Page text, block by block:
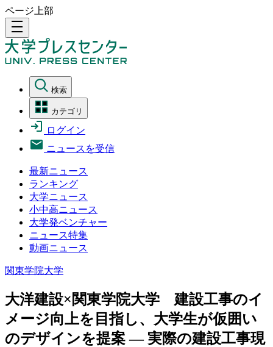
ページ上部
density_medium
検索
カテゴリ
ログイン
ニュースを受信
最新ニュース
ランキング
大学ニュース
小中高ニュース
大学発ベンチャー
ニュース特集
動画ニュース
関東学院大学
大洋建設×関東学院大学 建設工事のイ
メージ向上を目指し、大学生が仮囲い
のデザインを提案 — 実際の建設工事現